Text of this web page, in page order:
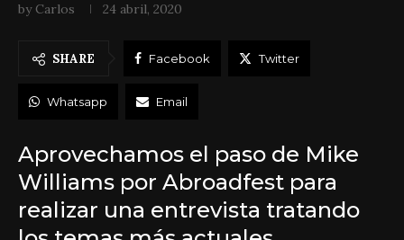
by Carlos 24 abril, 2020
SHARE Facebook Twitter
Whatsapp Email
Aprovechamos el paso de Mike
Williams por Abroadfest para
realizar una entrevista tratando